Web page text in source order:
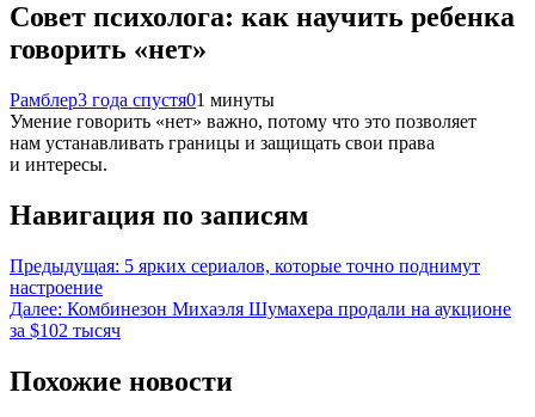
Совет психолога: как научить ребенка
говорить «нет»
Рамблер3 года спустя01 минуты
Умение говорить «нет» важно, потому что это позволяет
нам устанавливать границы и защищать свои права
и интересы.
Навигация по записям
Предыдущая: 5 ярких сериалов, которые точно поднимут
настроение
Далее: Комбинезон Михаэля Шумахера продали на аукционе
за $102 тысяч
Похожие новости